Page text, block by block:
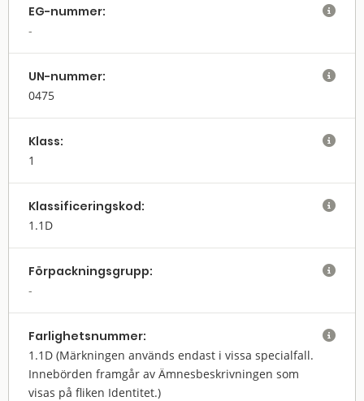
EG-nummer: 
UN-nummer:
0475

Klass:
1

Klassifi­cerings­kod:
1.1D

Förpack­nings­grupp: 
Farlighets­nummer:
1.1D (Märkningen används endast i vissa specialfall.
Innebörden framgår av Ämnesbeskrivningen som
visas på fliken Identitet.)
